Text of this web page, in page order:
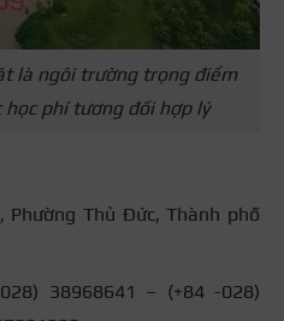
là ngôi trường trọng điểm
phí tương đối hợp lý
Thủ Đức, Thành phố
38968641 – (+84 -028)